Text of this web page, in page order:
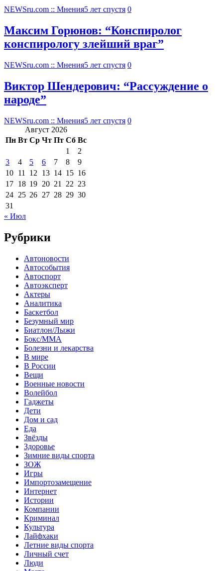
NEWSru.com :: Мнения5 лет спустя 0
Максим Горюнов: “Конспиролог
конспирологу злейший враг”
NEWSru.com :: Мнения5 лет спустя 0
Виктор Шендерович: “Рассуждение о
народе”
NEWSru.com :: Мнения5 лет спустя 0
Август 2026
Пн Вт Ср Чт Пт Сб Вс
1
2
3
4 5 6 7 8
9
10 11 12 13 14 15 16
17 18 19 20 21 22 23
24 25 26 27 28 29 30
31
« Июл
Рубрики
Автоновости
Автособытия
Автоспорт
Автоэксперт
Актеры
Аналитика
Баскетбол
Безумный мир
Биатлон/Лыжи
Бокс/MMA
Болезни и лекарства
В мире
В России
Вещи
Военные новости
Волейбол
Гаджеты
Дети
Дом и сад
Еда
Звёзды
Здоровье
Зимние виды спорта
ЗОЖ
Игры
Импортозамещение
Интернет
Истории
Компании
Криминал
Культура
Лайфхаки
Летние виды спорта
Личный счет
Люди